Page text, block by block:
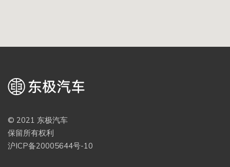
© 2021 东极汽车
保留所有权利
沪ICP备20005644号-10